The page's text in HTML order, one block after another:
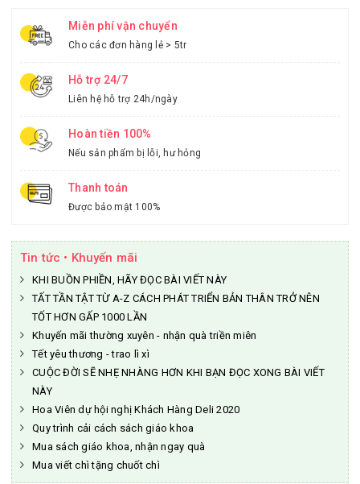
Miễn phí vận chuyển
Cho các đơn hàng lẻ > 5tr
Hỗ trợ 24/7
Liên hệ hỗ trợ 24h/ngày
Hoàn tiền 100%
Nếu sản phẩm bị lỗi, hư hỏng
Thanh toán
Được bảo mật 100%
Tin tức • Khuyến mãi
KHI BUỒN PHIỀN, HÃY ĐỌC BÀI VIẾT NÀY
TẤT TẦN TẬT TỪ A-Z CÁCH PHÁT TRIỂN BẢN THÂN TRỞ NÊN
TỐT HƠN GẤP 1000 LẦN
Khuyến mãi thường xuyên - nhận quà triền miên
Tết yêu thương - trao lì xì
CUỘC ĐỜI SẼ NHẸ NHÀNG HƠN KHI BẠN ĐỌC XONG BÀI VIẾT
NÀY
Hoa Viên dự hội nghị Khách Hàng Deli 2020
Quy trình cải cách sách giáo khoa
Mua sách giáo khoa, nhận ngay quà
Mua viết chì tặng chuốt chì